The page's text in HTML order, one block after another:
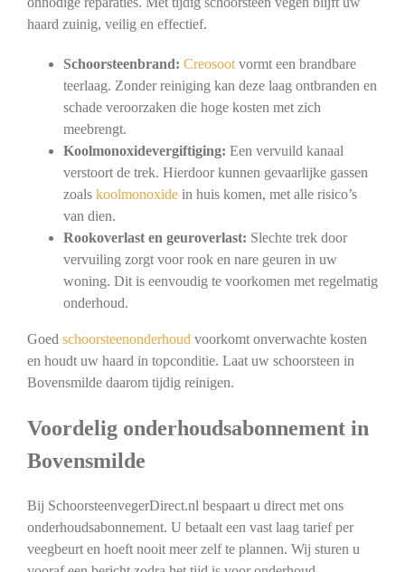
haard zuinig, veilig en effectief.
Schoorsteenbrand: Creosootvormt een brandbare
teerlaag. Zonder reiniging kan deze laag ontbranden en
schade veroorzaken die hoge kosten met zich
meebrengt.
Koolmonoxidevergiftiging: Een vervuild kanaal
verstoort de trek. Hierdoor kunnen gevaarlijke gassen
zoals koolmonoxidein huis komen, met alle risico’s
van dien.
Rookoverlast en geuroverlast: Slechte trek door
vervuiling zorgt voor rook en nare geuren in uw
woning. Dit is eenvoudig te voorkomen met regelmatig
onderhoud.
Goed schoorsteenonderhoud voorkomt onverwachte kosten
en houdt uw haard in topconditie. Laat uw schoorsteen in
Bovensmilde daarom tijdig reinigen.
Voordelig onderhoudsabonnement in
Bovensmilde
Bij SchoorsteenvegerDirect.nl bespaart u direct met ons
onderhoudsabonnement. U betaalt een vast laag tarief per
veegbeurt en hoeft nooit meer zelf te plannen. Wij sturen u